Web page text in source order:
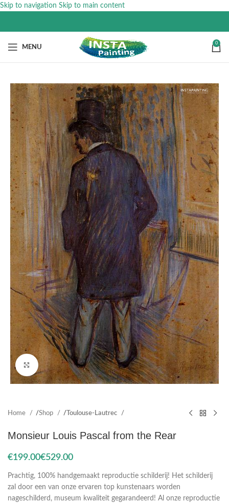
Skip to navigation Skip to main content
MENU
0
Click to enlarge
Home Shop Toulouse-Lautrec
Monsieur Louis Pascal from the Rear
€ €
Prachtig, 100% handgemaakt reproductie schilderij! Het schilderij
zal door een van onze ervaren top kunstenaars worden
nageschilderd, museum kwaliteit gegarandeerd! Al onze reproductie